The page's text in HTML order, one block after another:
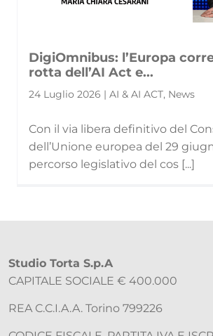
DigiOmnibus: l’Europa
rotta dell’AI Act e...
24 Luglio 2026 | AI & AI ACT, News
Con il via libera definitivo del
dell’Unione europea del 29
percorso legislativo del cos [...]
Studio Torta S.p.A
CAPITALE SOCIALE € 400.000
REA C.C.I.A.A. Torino 799226